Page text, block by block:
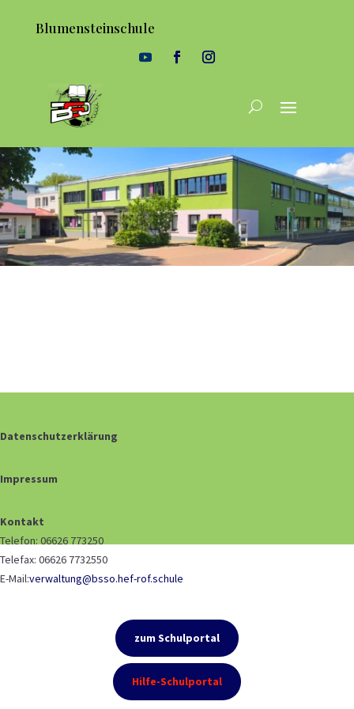
Blumensteinschule
Datenschutzerklärung
Impressum
Kontakt
Telefon: 06626 773250
Telefax: 06626 7732550
E-Mail:verwaltung@bsso.hef-rof.schule
zum Schulportal
Hilfe-Schulportal